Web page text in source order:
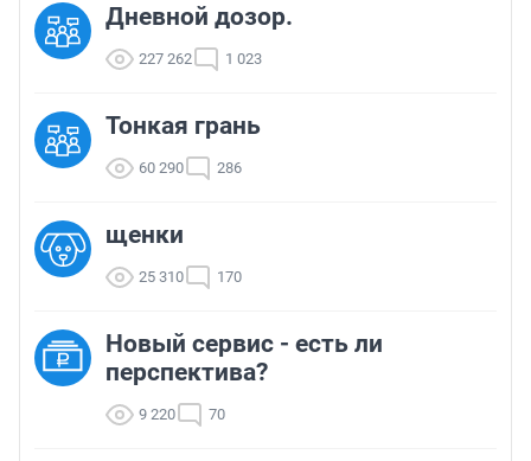
Дневной дозор.
227 262 1 023
Тонкая грань
60 290 286
щенки
25 310 170
Новый сервис - есть ли
перспектива?
9 220 70